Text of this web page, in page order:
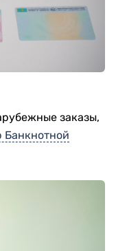
заказы,
Банкнотной